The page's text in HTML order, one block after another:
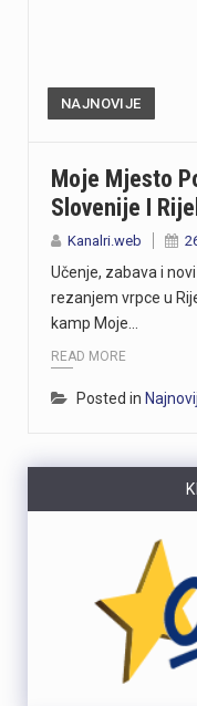
NAJNOVIJE
Moje Mjesto
Slovenije I
Kanalri.web
Učenje, zabava i
rezanjem vrpce u
kamp Moje…
READ MORE
Posted in